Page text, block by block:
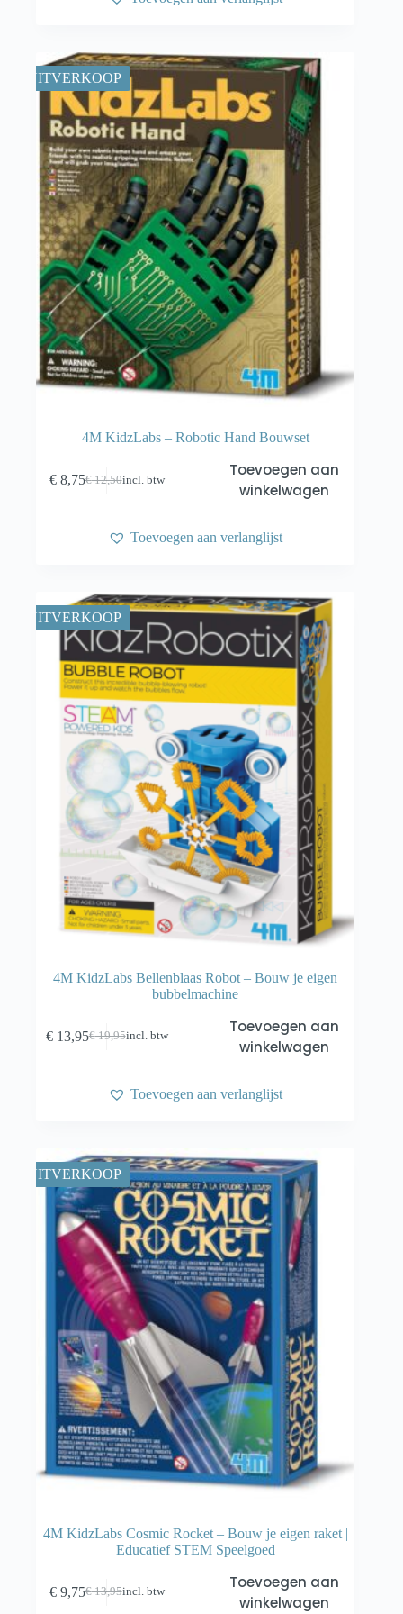
UITVERKOOP
4M KidzLabs – Robotic Hand Bouwset
€12,50
Oorspronkelijke
€ 12,50.
€8,75Huidige
€ 8,75.
incl. btw
Toevoegen aan
winkelwagen
Toevoegen aan verlanglijst
UITVERKOOP
4M KidzLabs Bellenblaas Robot – Bouw je eigen
bubbelmachine
€19,95
Oorspronkelijke
€ 19,95.
€13,95Huidige
€ 13,95.
incl. btw
Toevoegen aan
winkelwagen
Toevoegen aan verlanglijst
UITVERKOOP
4M KidzLabs Cosmic Rocket – Bouw je eigen raket |
Educatief STEM Speelgoed
€13,95
Oorspronkelijke
€9,75Huidigeincl. btw
Toevoegen aan
winkelwagen